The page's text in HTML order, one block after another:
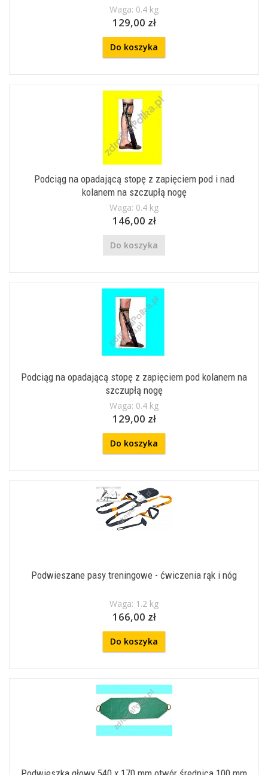
Waga: 0.4 kg
129,00 zł
Do koszyka
Podciąg na opadającą stopę z zapięciem pod i nad
kolanem na szczupłą nogę
Waga: 0.4 kg
146,00 zł
Do koszyka
Podciąg na opadającą stopę z zapięciem pod kolanem na
szczupłą nogę
Waga: 0.4 kg
129,00 zł
Do koszyka
Podwieszane pasy treningowe - ćwiczenia rąk i nóg
Waga: 1.2 kg
166,00 zł
Do koszyka